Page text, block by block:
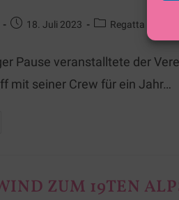
18. Juli 2023 Regatta
Pause veranstalltete der
mit seiner Crew für ein Jahr…
ZUM 19TEN